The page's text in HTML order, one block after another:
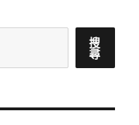
搜
尋